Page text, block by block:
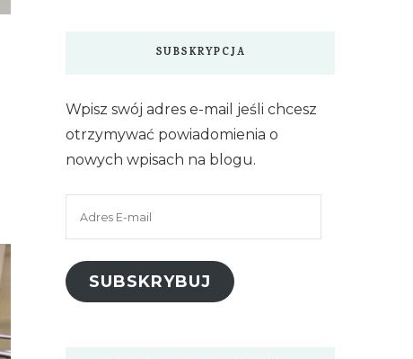
SUBSKRYPCJA
Wpisz swój adres e-mail jeśli chcesz
otrzymywać powiadomienia o
nowych wpisach na blogu.
SUBSKRYBUJ